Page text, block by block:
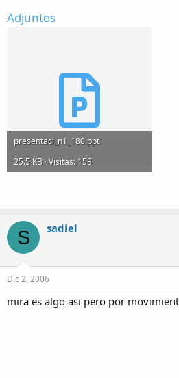
Adjuntos
presentaci_n1_180.ppt
25.5 KB · Visitas: 158
S sadiel
Dic 2, 2006
mira es algo asi pero por